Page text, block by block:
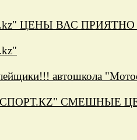
ЦЕНЫ ВАС
автошкола
СМЕШНЫЕ